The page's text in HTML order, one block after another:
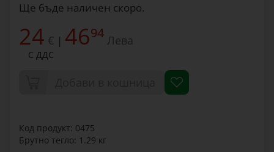
Ще бъде наличен скоро.
24 € | 4694 Лева
С ДДС
Код продукт: 0475
Брутно тегло: 1.29 кг